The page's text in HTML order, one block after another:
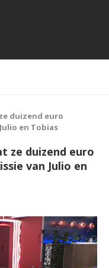
duizend euro
en Tobias
ze duizend euro
van Julio en